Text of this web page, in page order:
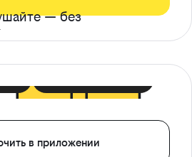
— без
в приложении